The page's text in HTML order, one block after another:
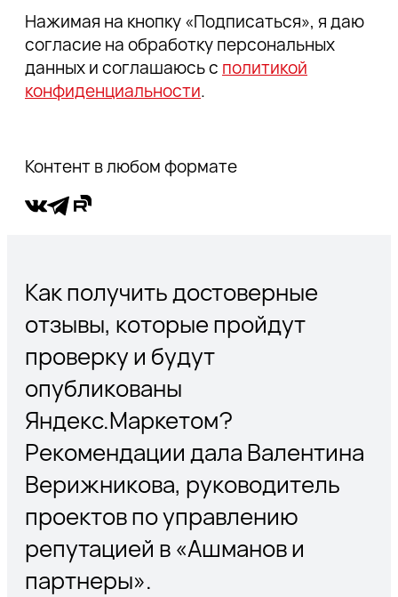
Как получить достоверные
отзывы, которые пройдут
проверку и будут
опубликованы
Яндекс.Маркетом?
Рекомендации дала Валентина
Верижникова, руководитель
проектов по управлению
репутацией в «Ашманов и
партнеры».
Нажимая на кнопку «Подписаться», я даю
согласие на обработку персональных
данных и соглашаюсь с политикой
конфиденциальности.
Контент в любом формате